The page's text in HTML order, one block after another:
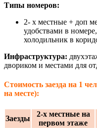
Типы номеров:
2- х местные + доп
удобствами в
холодильник в
Инфраструктура:
двориком и местами для
Стоимость заезда на 1
на месте):
Заезды
2-х местные на
первом этаже